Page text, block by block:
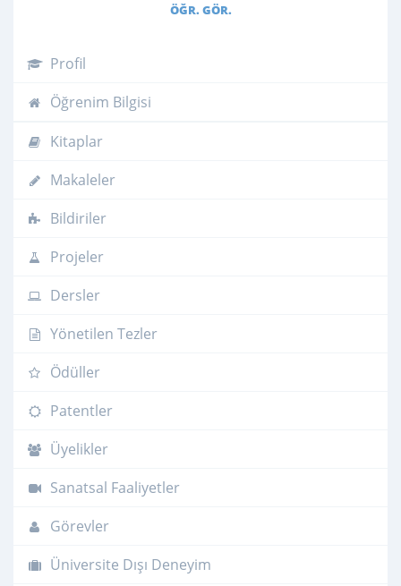
ÖĞR. GÖR.
Profil
Öğrenim Bilgisi
Kitaplar
Makaleler
Bildiriler
Projeler
Dersler
Yönetilen Tezler
Ödüller
Patentler
Üyelikler
Sanatsal Faaliyetler
Görevler
Üniversite Dışı Deneyim